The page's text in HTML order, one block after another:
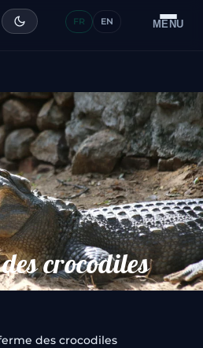
MENU
FR EN
crocodiles
des crocodiles